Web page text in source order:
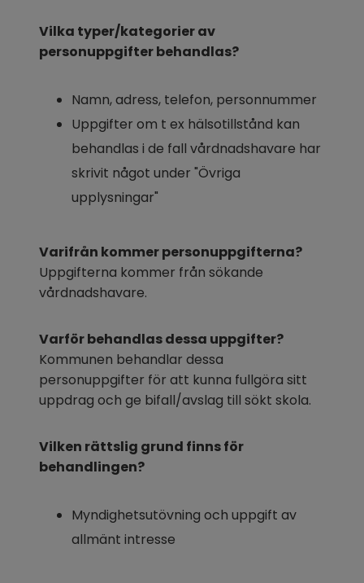
Vilka typer/kategorier av
personuppgifter behandlas?
Namn, adress, telefon, personnummer
Uppgifter om t ex hälsotillstånd kan
behandlas i de fall vårdnadshavare har
skrivit något under "Övriga
upplysningar"
Varifrån kommer personuppgifterna?
Uppgifterna kommer från sökande
vårdnadshavare.
Varför behandlas dessa uppgifter?
Kommunen behandlar dessa
personuppgifter för att kunna fullgöra sitt
uppdrag och ge bifall/avslag till sökt skola.
Vilken rättslig grund finns för
behandlingen?
Myndighetsutövning och uppgift av
allmänt intresse